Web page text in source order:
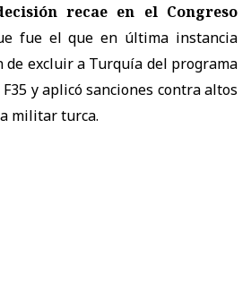
recae en el Congreso
fue el que en última instancia
de excluir a Turquía del programa
y aplicó sanciones contra altos
militar turca.